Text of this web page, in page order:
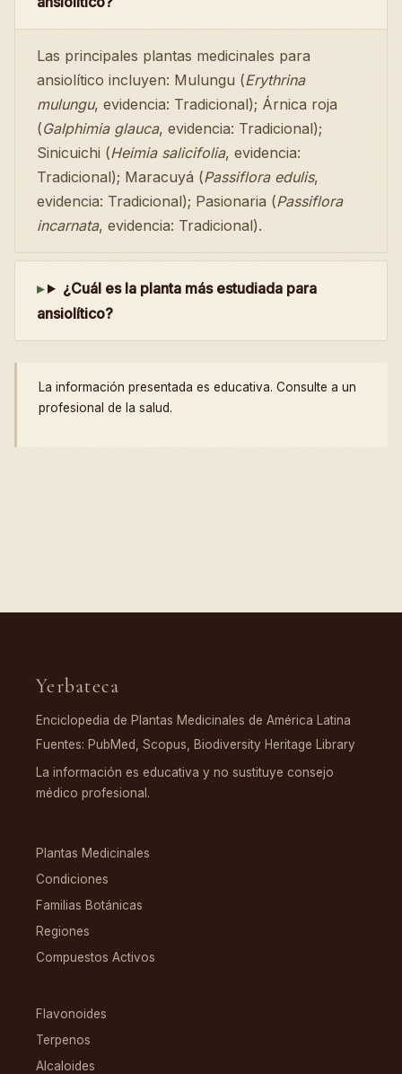
Las principales plantas medicinales para
ansiolítico incluyen: Mulungu (Erythrina
mulungu, evidencia: Tradicional); Árnica roja
(Galphimia glauca, evidencia: Tradicional);
Sinicuichi (Heimia salicifolia, evidencia:
Tradicional); Maracuyá (Passiflora edulis,
evidencia: Tradicional); Pasionaria (Passiflora
incarnata, evidencia: Tradicional).
¿Cuál es la planta más estudiada para
ansiolítico?
La información presentada es educativa. Consulte a un
profesional de la salud.
Yerbateca
Enciclopedia de Plantas Medicinales de América Latina
Fuentes: PubMed, Scopus, Biodiversity Heritage Library
La información es educativa y no sustituye consejo
médico profesional.
Plantas Medicinales
Condiciones
Familias Botánicas
Regiones
Compuestos Activos
Flavonoides
Terpenos
Alcaloides